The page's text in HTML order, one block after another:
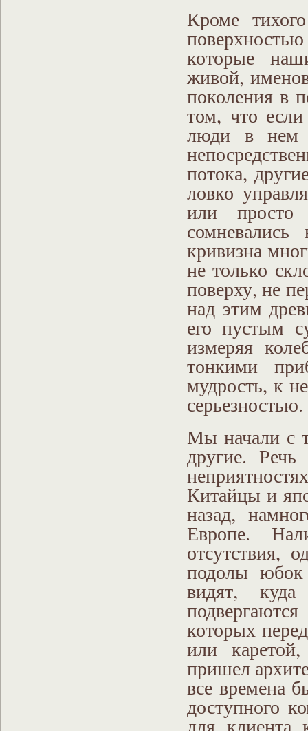
Кроме
которые
живой,
поколения в
том, что
люди в нем
потока,
ловко
или
кривизна
не только
поверху, не
над этим
его пустым
измеряя
тонкими
мудрость, к
серьезностью.
Мы начали с
другие.
Китайцы и
назад,
Европе.
отсутствия,
подолы
видят,
которых
или
пришел
все времена
доступного
для клиента